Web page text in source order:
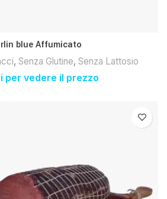
blue Affumicato
, Senza Glutine, Senza Lattosio
per vedere il prezzo